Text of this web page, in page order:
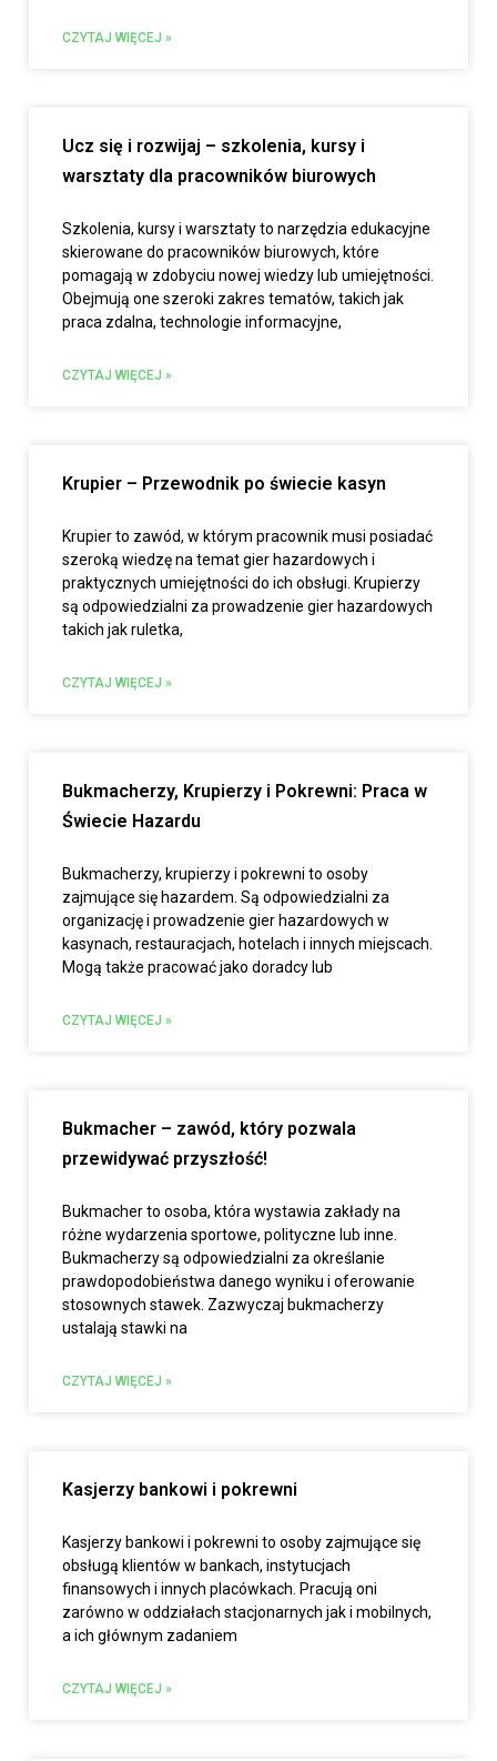
CZYTAJ WIĘCEJ »
Ucz się i rozwijaj – szkolenia, kursy i
warsztaty dla pracowników biurowych
Szkolenia, kursy i warsztaty to narzędzia edukacyjne
skierowane do pracowników biurowych, które
pomagają w zdobyciu nowej wiedzy lub umiejętności.
Obejmują one szeroki zakres tematów, takich jak
praca zdalna, technologie informacyjne,
CZYTAJ WIĘCEJ »
Krupier – Przewodnik po świecie kasyn
Krupier to zawód, w którym pracownik musi posiadać
szeroką wiedzę na temat gier hazardowych i
praktycznych umiejętności do ich obsługi. Krupierzy
są odpowiedzialni za prowadzenie gier hazardowych
takich jak ruletka,
CZYTAJ WIĘCEJ »
Bukmacherzy, Krupierzy i Pokrewni: Praca w
Świecie Hazardu
Bukmacherzy, krupierzy i pokrewni to osoby
zajmujące się hazardem. Są odpowiedzialni za
organizację i prowadzenie gier hazardowych w
kasynach, restauracjach, hotelach i innych miejscach.
Mogą także pracować jako doradcy lub
CZYTAJ WIĘCEJ »
Bukmacher – zawód, który pozwala
przewidywać przyszłość!
Bukmacher to osoba, która wystawia zakłady na
różne wydarzenia sportowe, polityczne lub inne.
Bukmacherzy są odpowiedzialni za określanie
prawdopodobieństwa danego wyniku i oferowanie
stosownych stawek. Zazwyczaj bukmacherzy
ustalają stawki na
CZYTAJ WIĘCEJ »
Kasjerzy bankowi i pokrewni
Kasjerzy bankowi i pokrewni to osoby zajmujące się
obsługą klientów w bankach, instytucjach
finansowych i innych placówkach. Pracują oni
zarówno w oddziałach stacjonarnych jak i mobilnych,
a ich głównym zadaniem
CZYTAJ WIĘCEJ »